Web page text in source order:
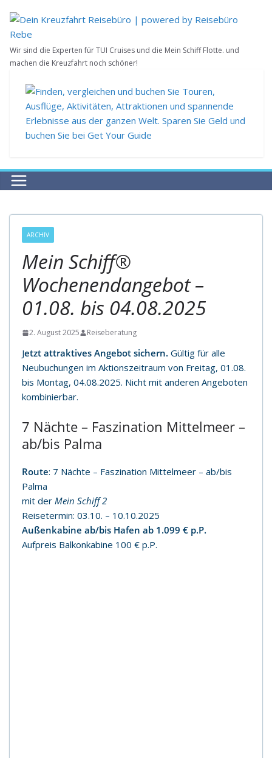
Inhalt
springen
Wir sind die Experten für TUI Cruises und die Mein Schiff Flotte. und
machen die Kreuzfahrt noch schöner!
ARCHIV
Mein Schiff®
Wochenendangebot –
01.08. bis 04.08.2025
2. August 2025 Reiseberatung
Jetzt attraktives Angebot sichern. Gültig für alle
Neubuchungen im Aktionszeitraum von Freitag, 01.08.
bis Montag, 04.08.2025. Nicht mit anderen Angeboten
kombinierbar.
7 Nächte – Faszination Mittelmeer –
ab/bis Palma
Route: 7 Nächte – Faszination Mittelmeer – ab/bis
Palma
mit der Mein Schiff 2
Reisetermin: 03.10. – 10.10.2025
Außenkabine ab/bis Hafen ab 1.099 € p.P.
Aufpreis Balkonkabine 100 € p.P.